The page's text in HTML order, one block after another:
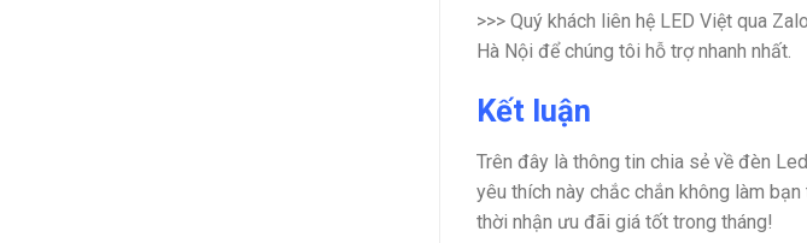
>>> Quý khách liên hệ LED Việt qua Zalo
Hà Nội để chúng tôi hỗ trợ nhanh nhất.
Kết luận
Trên đây là thông tin chia sẻ về đèn
yêu thích này chắc chắn không làm
thời nhận ưu đãi giá tốt trong tháng!